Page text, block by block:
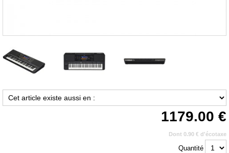
1179.00
Dont 0.90 € d'écotaxe
Quantité